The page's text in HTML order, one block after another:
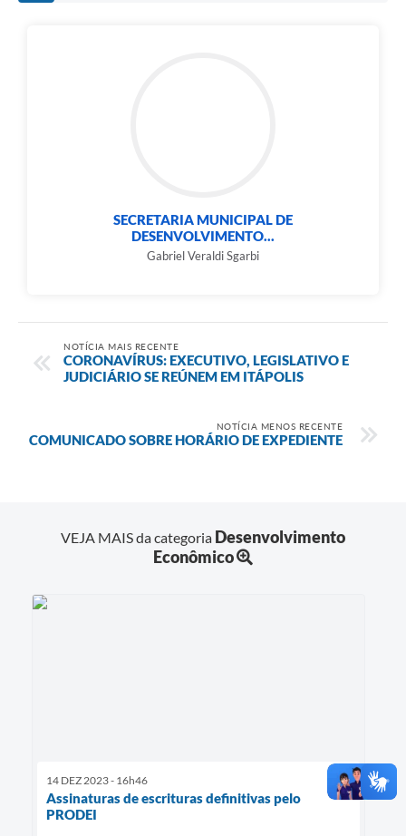
SECRETARIA MUNICIPAL DE
DESENVOLVIMENTO...
Gabriel Veraldi Sgarbi
NOTÍCIA MAIS RECENTE
CORONAVÍRUS: EXECUTIVO, LEGISLATIVO E
JUDICIÁRIO SE REÚNEM EM ITÁPOLIS
NOTÍCIA MENOS RECENTE
COMUNICADO SOBRE HORÁRIO DE EXPEDIENTE
VEJA MAIS da categoria Desenvolvimento
Econômico
14 DEZ 2023 - 16h46
Assinaturas de escrituras definitivas pelo
PRODEI